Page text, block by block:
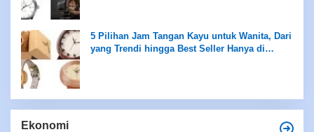
5 Pilihan Jam Tangan Kayu untuk Wanita, Dari
yang Trendi hingga Best Seller Hanya di
Ekonomi